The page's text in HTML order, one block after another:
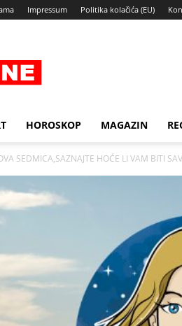
Impressum Politika kolačića (EU)
HOROSKOP MAGAZIN
SEDMICA,SAZNAJTE HOĆE LI VAM BITI